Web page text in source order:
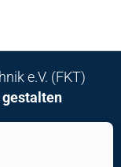
e.V. (FKT)
gestalten